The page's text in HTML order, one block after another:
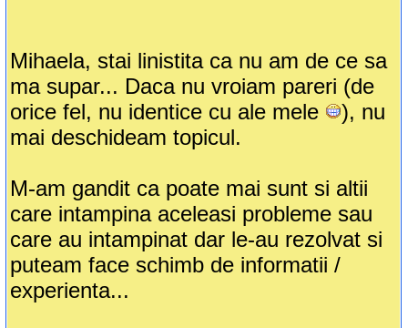
Mihaela, stai linistita ca nu am de ce sa
ma supar... Daca nu vroiam pareri (de
orice fel, nu identice cu ale mele
), nu
mai deschideam topicul.
M-am gandit ca poate mai sunt si altii
care intampina aceleasi probleme sau
care au intampinat dar le-au rezolvat si
puteam face schimb de informatii /
experienta...